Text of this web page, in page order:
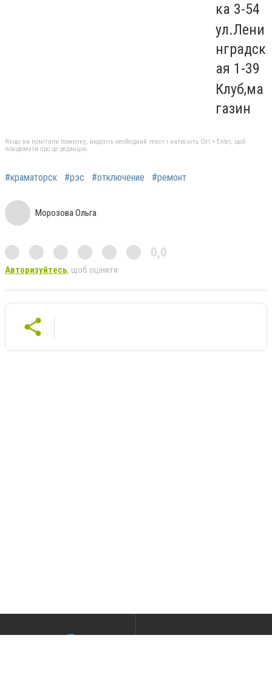
ка 3-54
ул.Лени
нградск
ая 1-39
Клуб,ма
газин
Якщо ви помітили помилку, виділіть необхідний текст і натисніть Ctrl + Enter, щоб
повідомити про це редакцію
#краматорск #рэс #отключение #ремонт
Морозова Ольга
0,0
Авторизуйтесь, щоб оцінити